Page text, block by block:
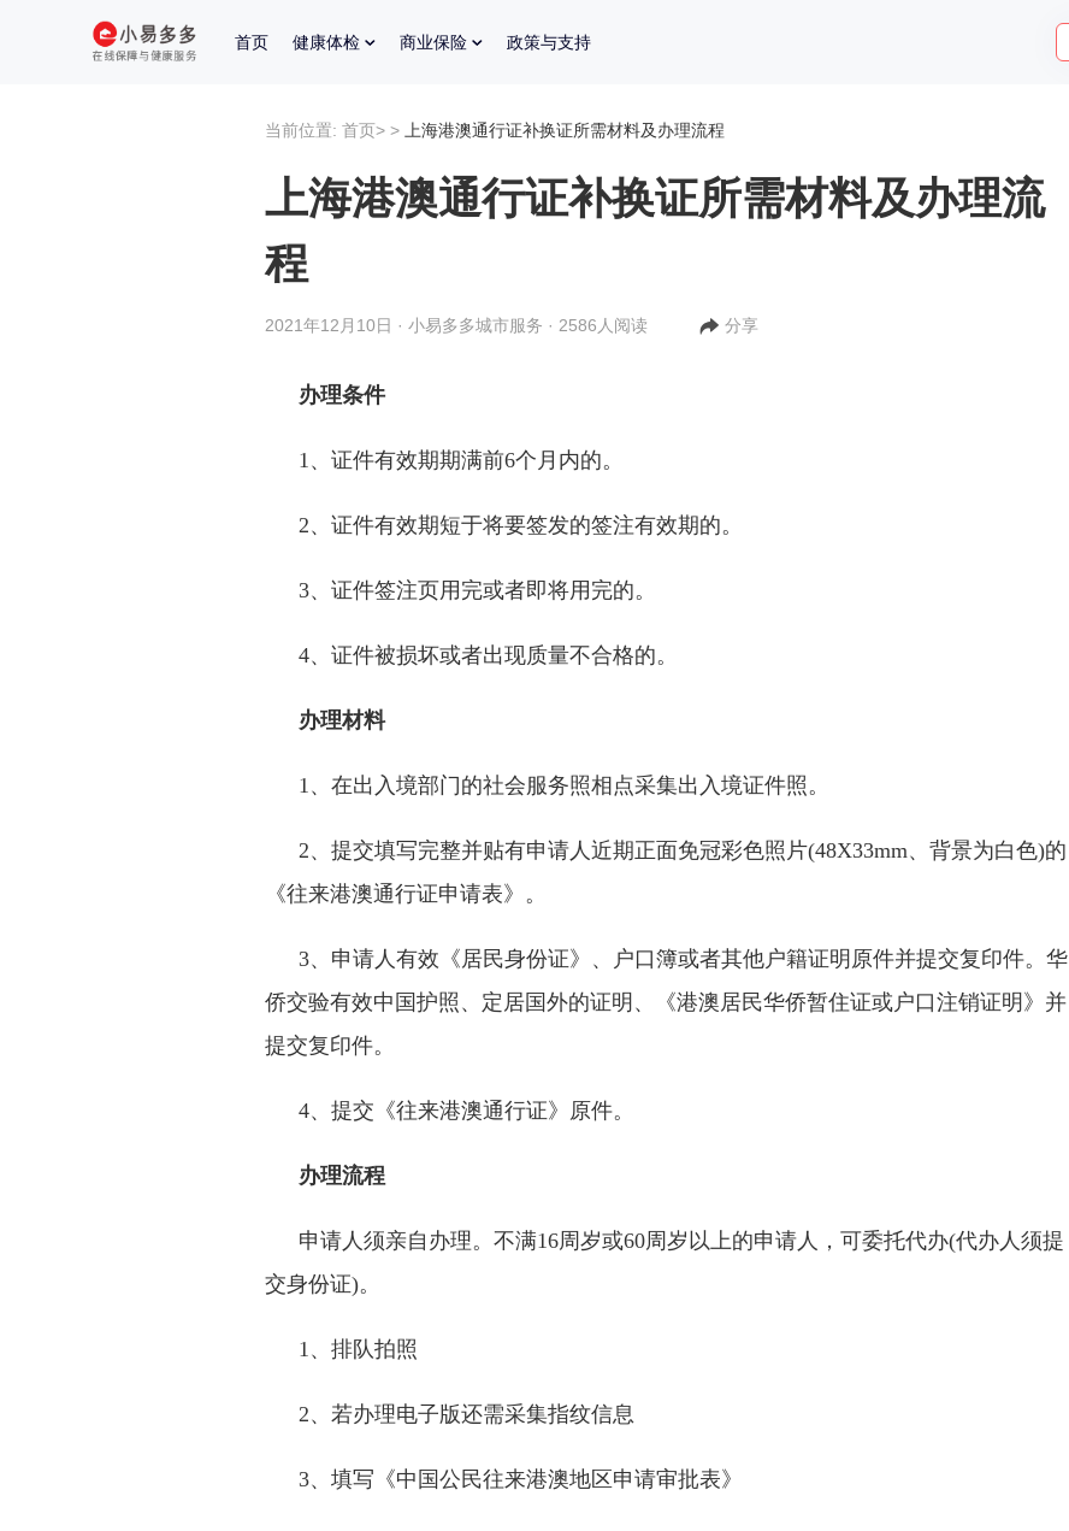
首页 健康体检 商业保险 政策与支持
当前位置: 首页> > 上海港澳通行证补换证所需材料及办理流程
上海港澳通行证补换证所需材料及办理流
程
2021年12月10日 · 小易多多城市服务 · 2586人阅读 分享
办理条件
1、证件有效期期满前6个月内的。
2、证件有效期短于将要签发的签注有效期的。
3、证件签注页用完或者即将用完的。
4、证件被损坏或者出现质量不合格的。
办理材料
1、在出入境部门的社会服务照相点采集出入境证件照。
2、提交填写完整并贴有申请人近期正面免冠彩色照片(48X33mm、背景为白色)的
《往来港澳通行证申请表》。
3、申请人有效《居民身份证》、户口簿或者其他户籍证明原件并提交复印件。华
侨交验有效中国护照、定居国外的证明、《港澳居民华侨暂住证或户口注销证明》并
提交复印件。
4、提交《往来港澳通行证》原件。
办理流程
申请人须亲自办理。不满16周岁或60周岁以上的申请人，可委托代办(代办人须提
交身份证)。
1、排队拍照
2、若办理电子版还需采集指纹信息
3、填写《中国公民往来港澳地区申请审批表》